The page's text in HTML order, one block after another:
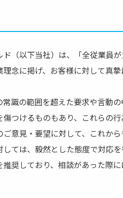
（以下当社）は、「全従業員
理念に掲げ、お客様に対して真
識の範囲を超えた要求や言動
つけるものもあり、これらの
意見・要望に対して、これか
しては、毅然とした態度で対応
奨しており、相談があった際に